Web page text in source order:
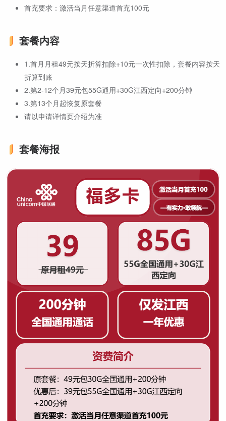
首充要求：激活当月任意渠道首充100元
套餐内容
1.首月月租49元按天折算扣除+10元一次性扣除，套餐内容按天
折算到账
2.第2-12个月39元包55G通用+30G江西定向+200分钟
3.第13个月起恢复原套餐
请以申请详情页介绍为准
套餐海报